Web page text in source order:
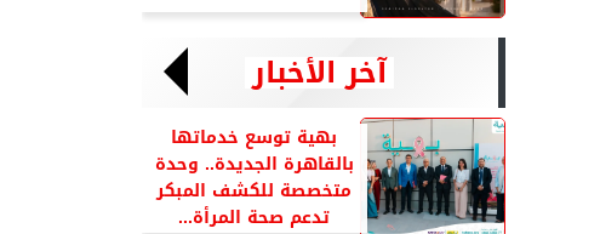
آخر الأخبار
بهية توسع خدماتها
بالقاهرة الجديدة.. وحدة
متخصصة للكشف المبكر
تدعم صحة المرأة...